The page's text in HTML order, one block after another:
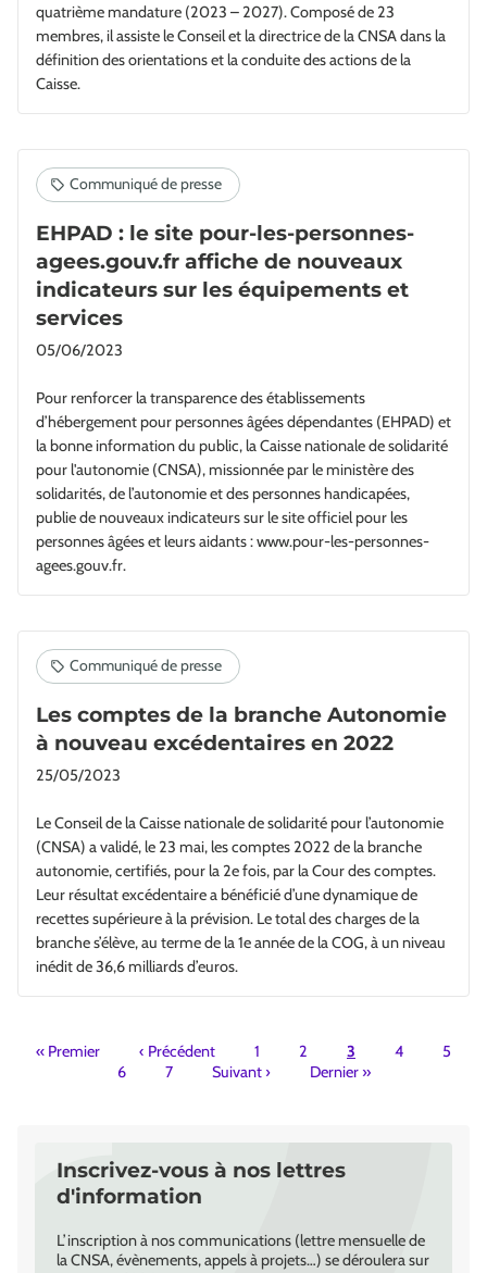
quatrième mandature (2023 – 2027). Composé de 23
membres, il assiste le Conseil et la directrice de la CNSA dans la
définition des orientations et la conduite des actions de la
Caisse.
EHPAD : le site pour-les-personnes-
agees.gouv.fr affiche de nouveaux
indicateurs sur les équipements et
services
05/06/2023
Pour renforcer la transparence des établissements
d’hébergement pour personnes âgées dépendantes (EHPAD) et
la bonne information du public, la Caisse nationale de solidarité
pour l'autonomie (CNSA), missionnée par le ministère des
solidarités, de l’autonomie et des personnes handicapées,
publie de nouveaux indicateurs sur le site officiel pour les
personnes âgées et leurs aidants : www.pour-les-personnes-
agees.gouv.fr.
Les comptes de la branche Autonomie
à nouveau excédentaires en 2022
25/05/2023
Le Conseil de la Caisse nationale de solidarité pour l’autonomie
(CNSA) a validé, le 23 mai, les comptes 2022 de la branche
autonomie, certifiés, pour la 2e fois, par la Cour des comptes.
Leur résultat excédentaire a bénéficié d’une dynamique de
recettes supérieure à la prévision. Le total des charges de la
branche s’élève, au terme de la 1e année de la COG, à un niveau
inédit de 36,6 milliards d’euros.
Pagination
« Premier ‹ Précédent 1 2 3 4
5
6
7 Suivant› Dernier»
Inscrivez-vous à nos lettres
d'information
L’inscription à nos communications (lettre mensuelle de
la CNSA, évènements, appels à projets…) se déroulera sur